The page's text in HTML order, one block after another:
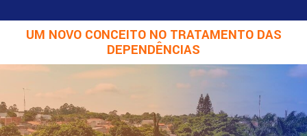
UM NOVO CONCEITO NO TRATAMENTO DAS
DEPENDÊNCIAS